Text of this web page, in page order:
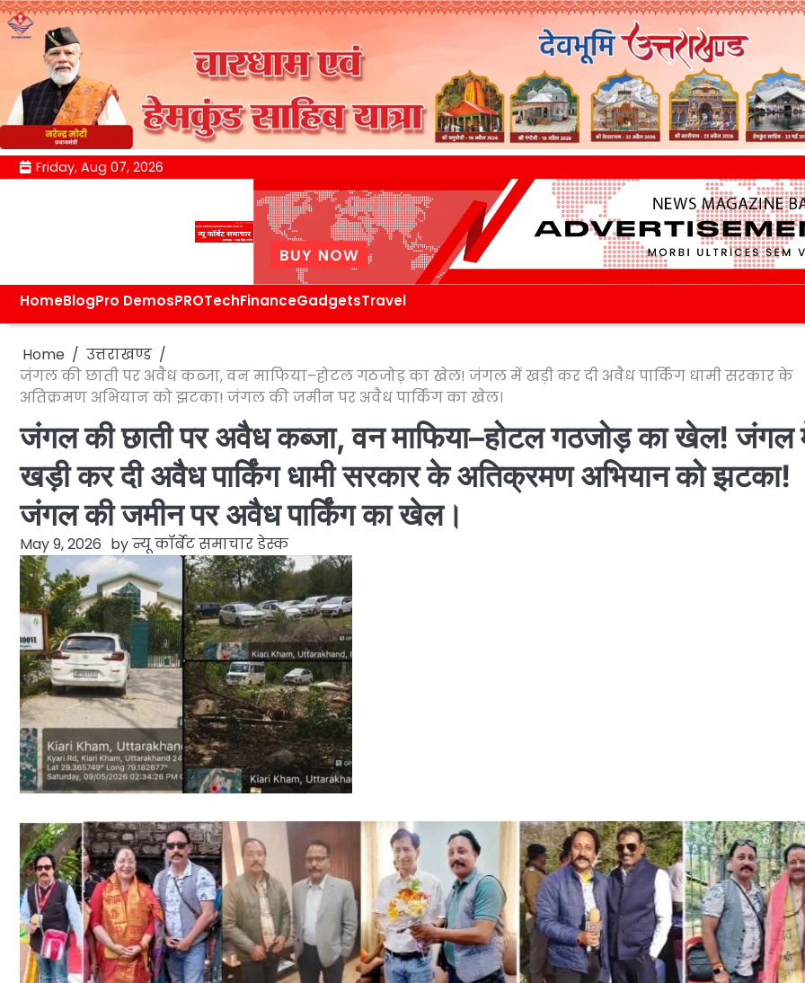
Skip Friday, Aug 07, 2026
HomeBlogPro DemosPROTechFinanceGadgetsTravel
Home
उत्तराखण्ड
जंगल की छाती पर अवैध कब्जा, वन माफिया–होटल गठजोड़ का खेल! जंगल में खड़ी कर दी अवैध पार्किंग धामी सरकार के
अतिक्रमण अभियान को झटका! जंगल की जमीन पर अवैध पार्किंग का खेल।
जंगल की छाती पर अवैध कब्जा, वन माफिया–होटल गठजोड़ का खेल! जंगल
खड़ी कर दी अवैध पार्किंग धामी सरकार के अतिक्रमण अभियान को झटका!
जंगल की जमीन पर अवैध पार्किंग का खेल।
May 9, 2026 byन्यू कॉर्बेट समाचार डेस्क